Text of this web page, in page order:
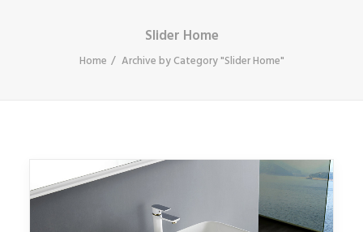
Slider Home
Home Archive by Category "Slider Home"